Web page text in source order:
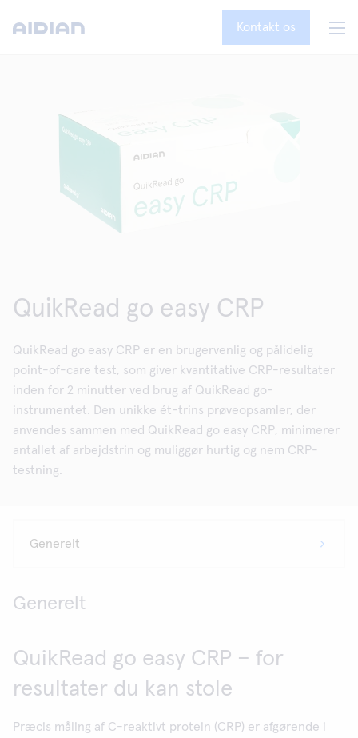
Kontakt os
QuikRead go easy CRP
QuikRead go easy CRP er en brugervenlig og pålidelig
point-of-care test, som giver kvantitative CRP-resultater
inden for 2 minutter ved brug af QuikRead go-
instrumentet. Den unikke ét-trins prøveopsamler, der
anvendes sammen med QuikRead go easy CRP, minimerer
antallet af arbejdstrin og muliggør hurtig og nem CRP-
testning.
Generelt
QuikRead go easy CRP – for
resultater du kan stole
Præcis måling af C-reaktivt protein (CRP) er afgørende i